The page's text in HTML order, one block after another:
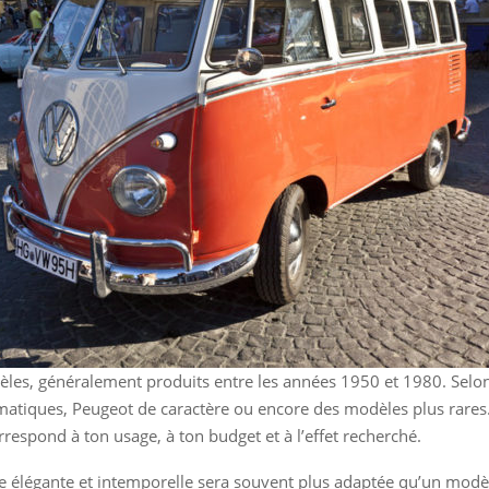
généralement produits entre les années 1950 et 1980.
Peugeot de caractère ou encore des modèles plus
à ton usage, à ton budget et à l’effet recherché.
et intemporelle sera souvent plus adaptée qu’un